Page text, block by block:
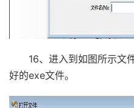
16、进入到如图所示文
好的exe文件。